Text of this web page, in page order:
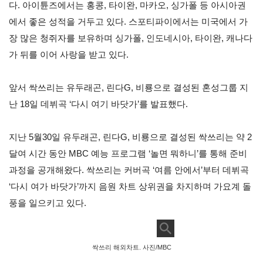
다. 아이튠즈에서는 홍콩, 타이완, 마카오, 싱가폴 등 아시아권
에서 좋은 성적을 거두고 있다. 스포티파이에서는 미국에서 가
장 많은 청쥐자를 보유하며 싱가폴, 인도네시아, 타이완, 캐나다
가 뒤를 이어 사랑을 받고 있다.
앞서 싹쓰리는 유두래곤, 린다G, 비룡으로 결성된 혼성그룹 지
난 18일 데뷔곡 ‘다시 여기 바닷가’를 발표했다.
지난 5월30일 유두래곤, 린다G, 비룡으로 결성된 싹쓰리는 약 2
달여 시간 동안 MBC 예능 프로그램 ‘놀면 뭐하니 ’를 통해 준비
과정을 공개해왔다. 싹쓰리는 커버곡 ‘여름 안에서 ’부터 데뷔곡
‘다시 여가 바닷가’까지 음원 차트 상위권을 차지하며 가요계 돌
풍을 일으키고 있다.
싹쓰리 해외차트. 사진/MBC